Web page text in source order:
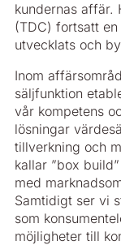
kundernas affär.
(TDC) fortsatt
utvecklats och
Inom
säljfunktion
vår kompetens
lösningar
tillverkning och
kallar ”box
med
Samtidigt ser vi
som
möjligheter till